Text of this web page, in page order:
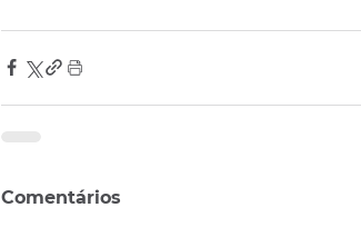
Comentários